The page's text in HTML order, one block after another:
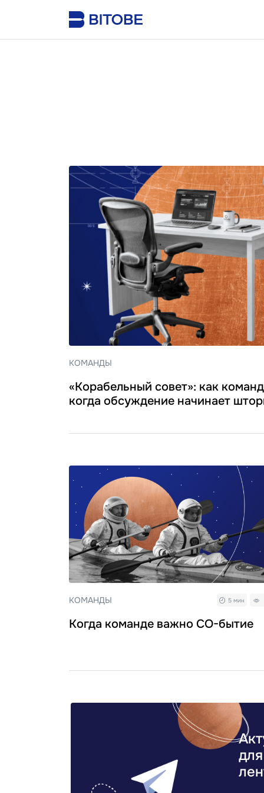
КОМАНДЫ
«Корабельный совет»: как
когда обсуждение начинает
КОМАНДЫ 5 мин
Когда команде важно СО-бытие